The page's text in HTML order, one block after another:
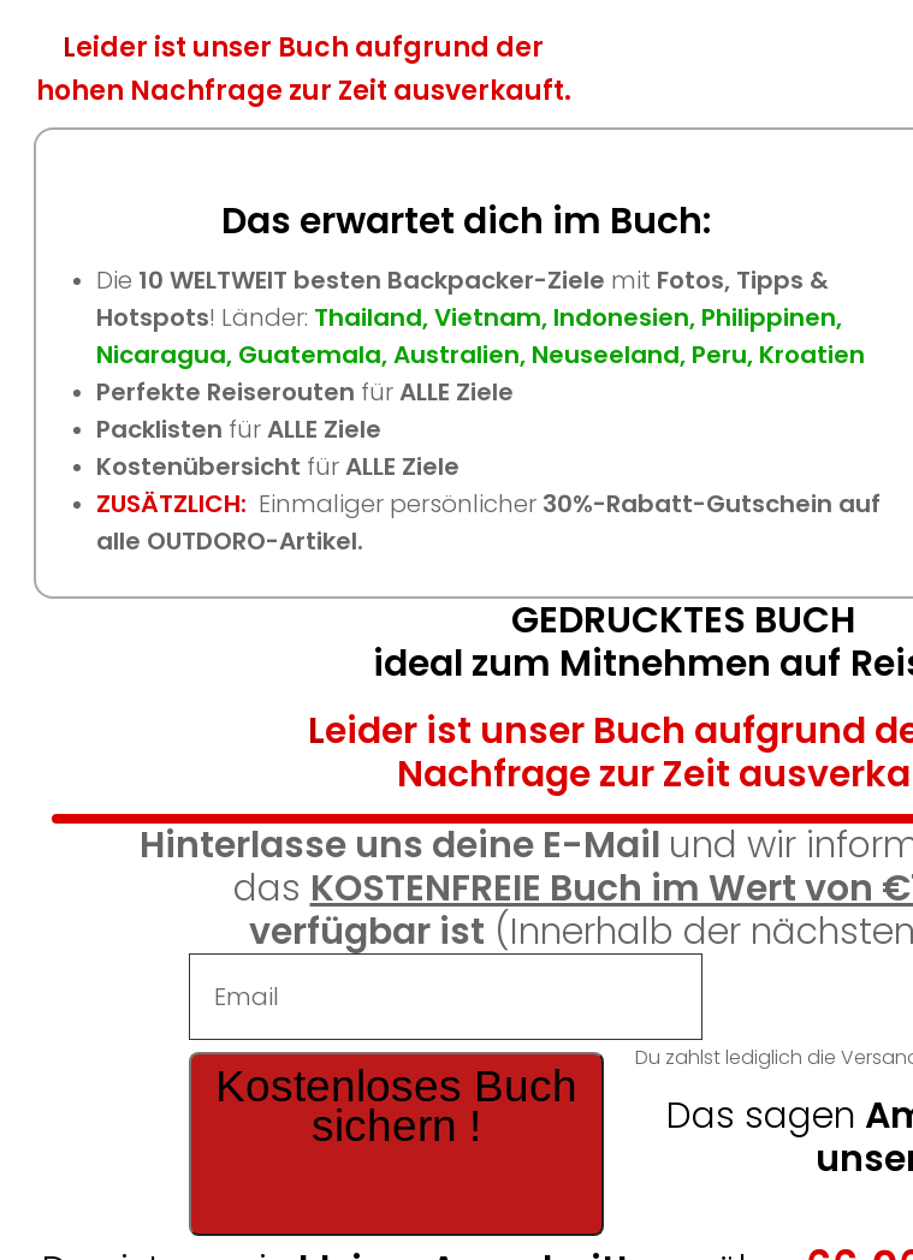
Leider ist unser Buch aufgrund der
hohen Nachfragezur Zeit ausverkauft.
Das erwartet dich im Buch:
Die 10 WELTWEIT besten Backpacker-Ziele mit Fotos, Tipps &
Hotspots! Länder: Thailand, Vietnam, Indonesien, Philippinen,
Nicaragua, Guatemala, Australien, Neuseeland, Peru, Kroatien
Perfekte Reiserouten fürALLE Ziele
Packlisten fürALLE Ziele
Kostenübersicht fürALLE Ziele
ZUSÄTZLICH: Einmaliger persönlicher 30%-Rabatt-Gutschein auf
alle OUTDORO-Artikel.
GEDRUCKTES BUCH
ideal zum Mitnehmen auf
Leider ist unser Buch aufgrund
Nachfragezur Zeit
Hinterlasse uns deine E-Mail und wir
das KOSTENFREIE Buch im Wert von
verfügbar ist (Innerhalb der
Kostenloses Buch
sichern !
Du zahlst lediglich die
Das sagen